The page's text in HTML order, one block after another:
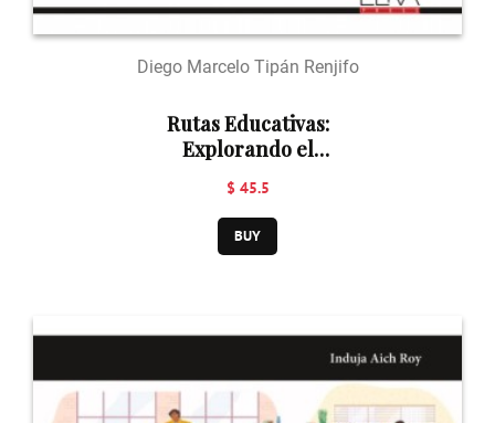
Diego Marcelo Tipán Renjifo
Rutas Educativas:
Explorando el
Complejo
$ 45.5
BUY